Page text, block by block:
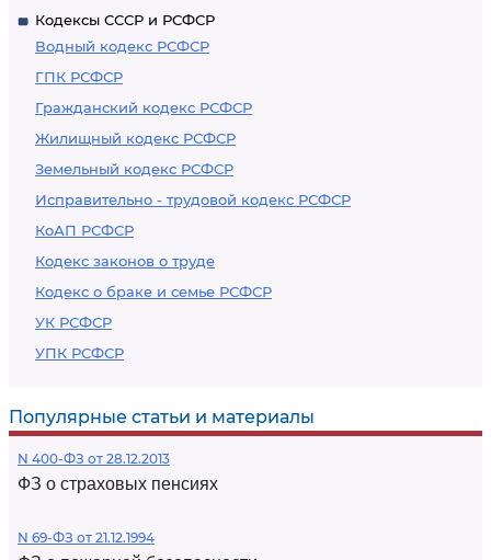
Кодексы СССР и РСФСР
Водный кодекс РСФСР
ГПК РСФСР
Гражданский кодекс РСФСР
Жилищный кодекс РСФСР
Земельный кодекс РСФСР
Исправительно - трудовой кодекс РСФСР
КоАП РСФСР
Кодекс законов о труде
Кодекс о браке и семье РСФСР
УК РСФСР
УПК РСФСР
Популярные статьи и материалы
N 400-ФЗ от 28.12.2013
ФЗ о страховых пенсиях
N 69-ФЗ от 21.12.1994